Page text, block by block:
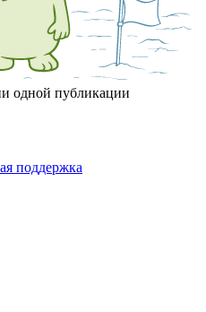
одной публикации
поддержка